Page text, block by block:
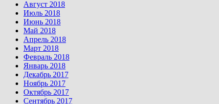
Август 2018
Июль 2018
Июнь 2018
Май 2018
Апрель 2018
Март 2018
Февраль 2018
Январь 2018
Декабрь 2017
Ноябрь 2017
Октябрь 2017
Сентябрь 2017